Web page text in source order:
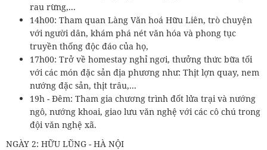
rau rừng,...
14h00: Tham quan Làng Văn hoá Hữu Liên, trò chuyện
với người dân, khám phá nét văn hóa và phong tục
truyền thống độc đáo của họ,
17h00: Trở về homestay nghỉ ngơi, thưởng thức bữa tối
với các món đặc sản địa phương như: Thịt lợn quay, nem
nướng đặc sản, thịt trâu,...
19h - Đêm: Tham gia chương trình đốt lửa trại và nướng
ngô, nướng khoai, giao lưu văn nghệ với các cô chú trong
đội văn nghệ xã.
NGÀY 2: HỮU LŨNG - HÀ NỘI